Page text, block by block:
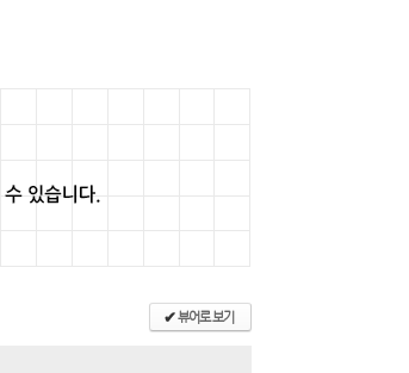
✔뷰어로 보기